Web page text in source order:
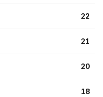
22
21
20
18